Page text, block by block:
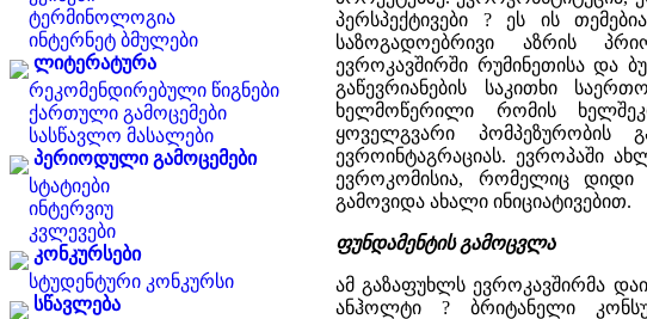
ტერმინოლოგია
ინტერნეტ ბმულები
ლიტერატურა
რეკომენდირებული წიგნები
ქართული გამოცემები
სასწავლო მასალები
პერიოდული გამოცემები
სტატიები
ინტერვიუ
კვლევები
კონკურსები
სტუდენტური კონკურსი
სწავლება
პერსპექტივები ? ეს ის
საზოგადოებრივი აზრის
ევროკავშირში რუმინეთისა და
გაწევრიანების საკითხი
ხელმოწერილი რომის
ყოველგვარი
ევროინტაგრაციას. ევროპაში
ევროკომისია, რომელიც
გამოვიდა ახალი ინიციატივებით.
ფუნდამენტის გამოცვლა
ამ გაზაფუხლს ევროკავშირმა
ანჰოლტი ? ბრიტანელი